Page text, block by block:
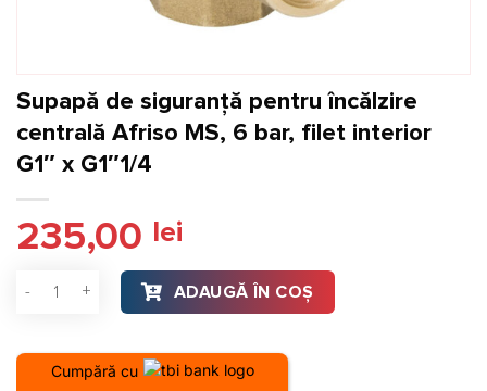
Supapă de siguranță pentru încălzire
centrală Afriso MS, 6 bar, filet interior
G1″ x G1″1/4
235,00 lei
Cantitate Supapă de siguranță pentru încălzire centrală
ADAUGĂ ÎN COȘ
Cumpără cu